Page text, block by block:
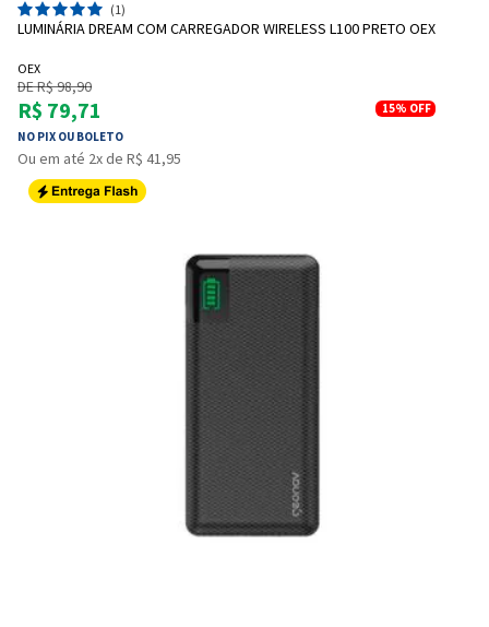
(1)
LUMINÁRIA DREAM COM CARREGADOR WIRELESS L100 PRETO OEX
OEX
DE R$ 98,90
R$ 79,71
NO PIX OU BOLETO
15% OFF
Ou em até 2x de R$ 41,95